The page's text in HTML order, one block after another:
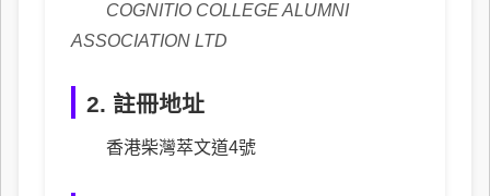
COGNITIO COLLEGE ALUMNI
ASSOCIATION LTD
2. 註冊地址
香港柴灣萃文道4號